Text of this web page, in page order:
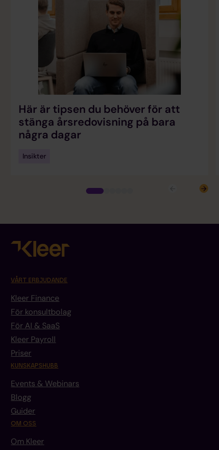
Här är tipsen du behöver för att
stänga årsredovisning på bara
några dagar
Insikter
VÅRT ERBJUDANDE
Kleer Finance
För konsultbolag
För AI & SaaS
Kleer Payroll
Priser
KUNSKAPSHUBB
Events & Webinars
Blogg
Guider
OM OSS
Om Kleer